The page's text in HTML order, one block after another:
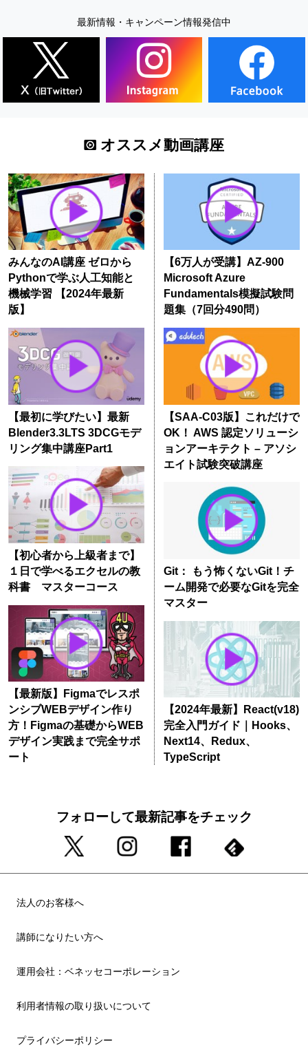
最新情報・キャンペーン情報発信中
オススメ動画講座
みんなのAI講座 ゼロから
Pythonで学ぶ人工知能と
機械学習 【2024年最新
版】
【最初に学びたい】最新
Blender3.3LTS 3DCGモデ
リング集中講座Part1
【初心者から上級者まで】
１日で学べるエクセルの教
科書 マスターコース
【最新版】Figmaでレスポ
ンシブWEBデザイン作り
方！Figmaの基礎からWEB
デザイン実践まで完全サポ
ート
【6万人が受講】AZ-900
Microsoft Azure
Fundamentals模擬試験問
題集（7回分490問）
【SAA-C03版】これだけで
OK！ AWS 認定ソリューシ
ョンアーキテクト – アソシ
エイト試験突破講座
Git： もう怖くないGit！チ
ーム開発で必要なGitを完全
マスター
【2024年最新】React(v18)
完全入門ガイド｜Hooks、
Next14、Redux、
TypeScript
フォローして最新記事をチェック
法人のお客様へ
講師になりたい方へ
運用会社：ベネッセコーポレーション
利用者情報の取り扱いについて
プライバシーポリシー